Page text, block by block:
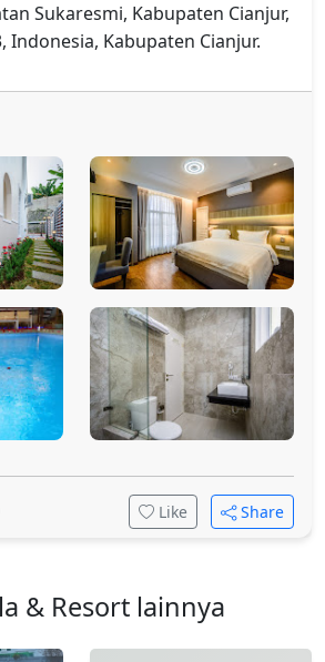
Sukaresmi, Kabupaten Cianjur,
Indonesia, Kabupaten Cianjur.
Like Share
& Resort lainnya